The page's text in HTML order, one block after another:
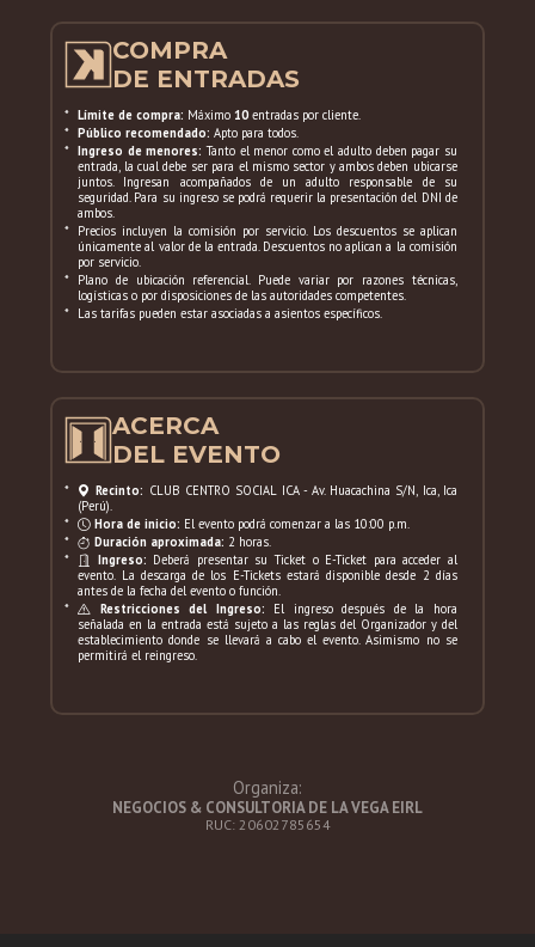
COMPRA
DE ENTRADAS
* Límite de compra: Máximo10 entradas por cliente.
* Público recomendado: Apto para todos.
* Ingreso de menores: Tanto el menor como el adulto deben pagar su
entrada, la cual debe ser para el mismo sector y ambos deben ubicarse
juntos. Ingresan acompañados de un adulto responsable de su
seguridad. Para su ingreso se podrá requerir la presentación del DNI de
ambos.
* Precios incluyen la comisión por servicio. Los descuentos se aplican
únicamente al valor de la entrada. Descuentos no aplican a la comisión
por servicio.
* Plano de ubicación referencial. Puede variar por razones técnicas,
logísticas o por disposiciones de las autoridades competentes.
* Las tarifas pueden estar asociadas a asientos específicos.
ACERCA
DEL EVENTO
* Recinto: CLUB CENTRO SOCIAL ICA - Av. Huacachina S/N, Ica, Ica
(Perú).
*
Hora de inicio: El evento podrá comenzar a las 10:00 p.m.
*
Duración aproximada: 2 horas.
*
Ingreso: Deberá presentar su Ticket o E-Ticket para acceder al
evento. La descarga de los E-Tickets estará disponible desde 2 días
antes de la fecha del evento o función.
*
Restricciones del Ingreso: El ingreso después de la hora
señalada en la entrada está sujeto a las reglas del Organizador y del
establecimiento donde se llevará a cabo el evento. Asimismo no se
permitirá el reingreso.
Organiza:
NEGOCIOS & CONSULTORIA DE LA VEGA EIRL
RUC: 20602785654